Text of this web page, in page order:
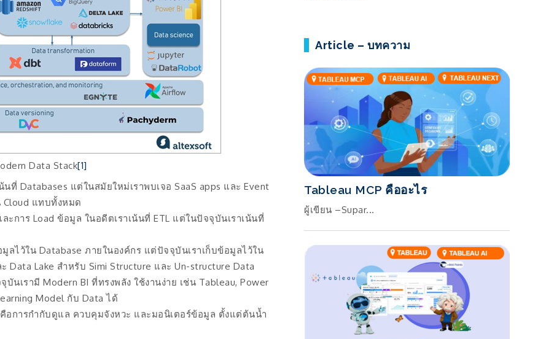
Data Stack[1]
ที่ Databases แต่ในสมัยใหม่เราพบเจอ SaaS apps และ Event
Cloud แทบทั้งหมด
การ Load ข้อมูล ในอดีตเราเน้นที่ ETL แต่ในปัจจุบันเราเน้นที่
ลไว้ใน Database ภายในองค์กร แต่ปัจจุบันเราเก็บข้อมูลไว้ใน
Data Lake สำหรับ Simi Structure และ Un-structure Data
เรามี Modern BI ที่ทรงพลัง ใช้งานง่าย เช่น Tableau, Power
Model กับ Data ได้
อการกำกับดูแล ควบคุมจังหวะ และมอนิเตอร์ข้อมูล ตั้งแต่ต้นน้ำ
Article – บทความ
Tableau MCP คืออะไร
ผู้เขียน –Supar...